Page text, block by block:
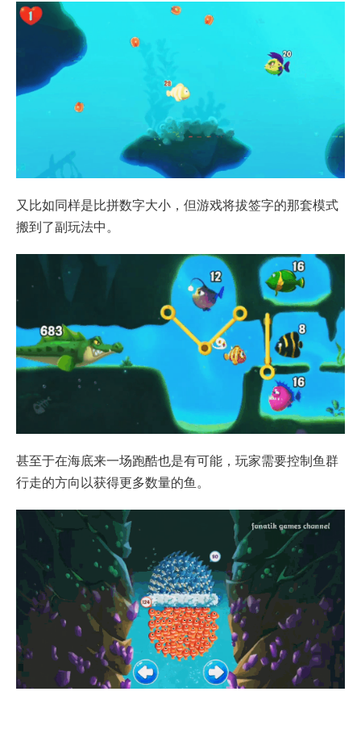
又比如同样是比拼数字大小，但游戏将拔签字的那套模式
搬到了副玩法中。
甚至于在海底来一场跑酷也是有可能，玩家需要控制鱼群
行走的方向以获得更多数量的鱼。